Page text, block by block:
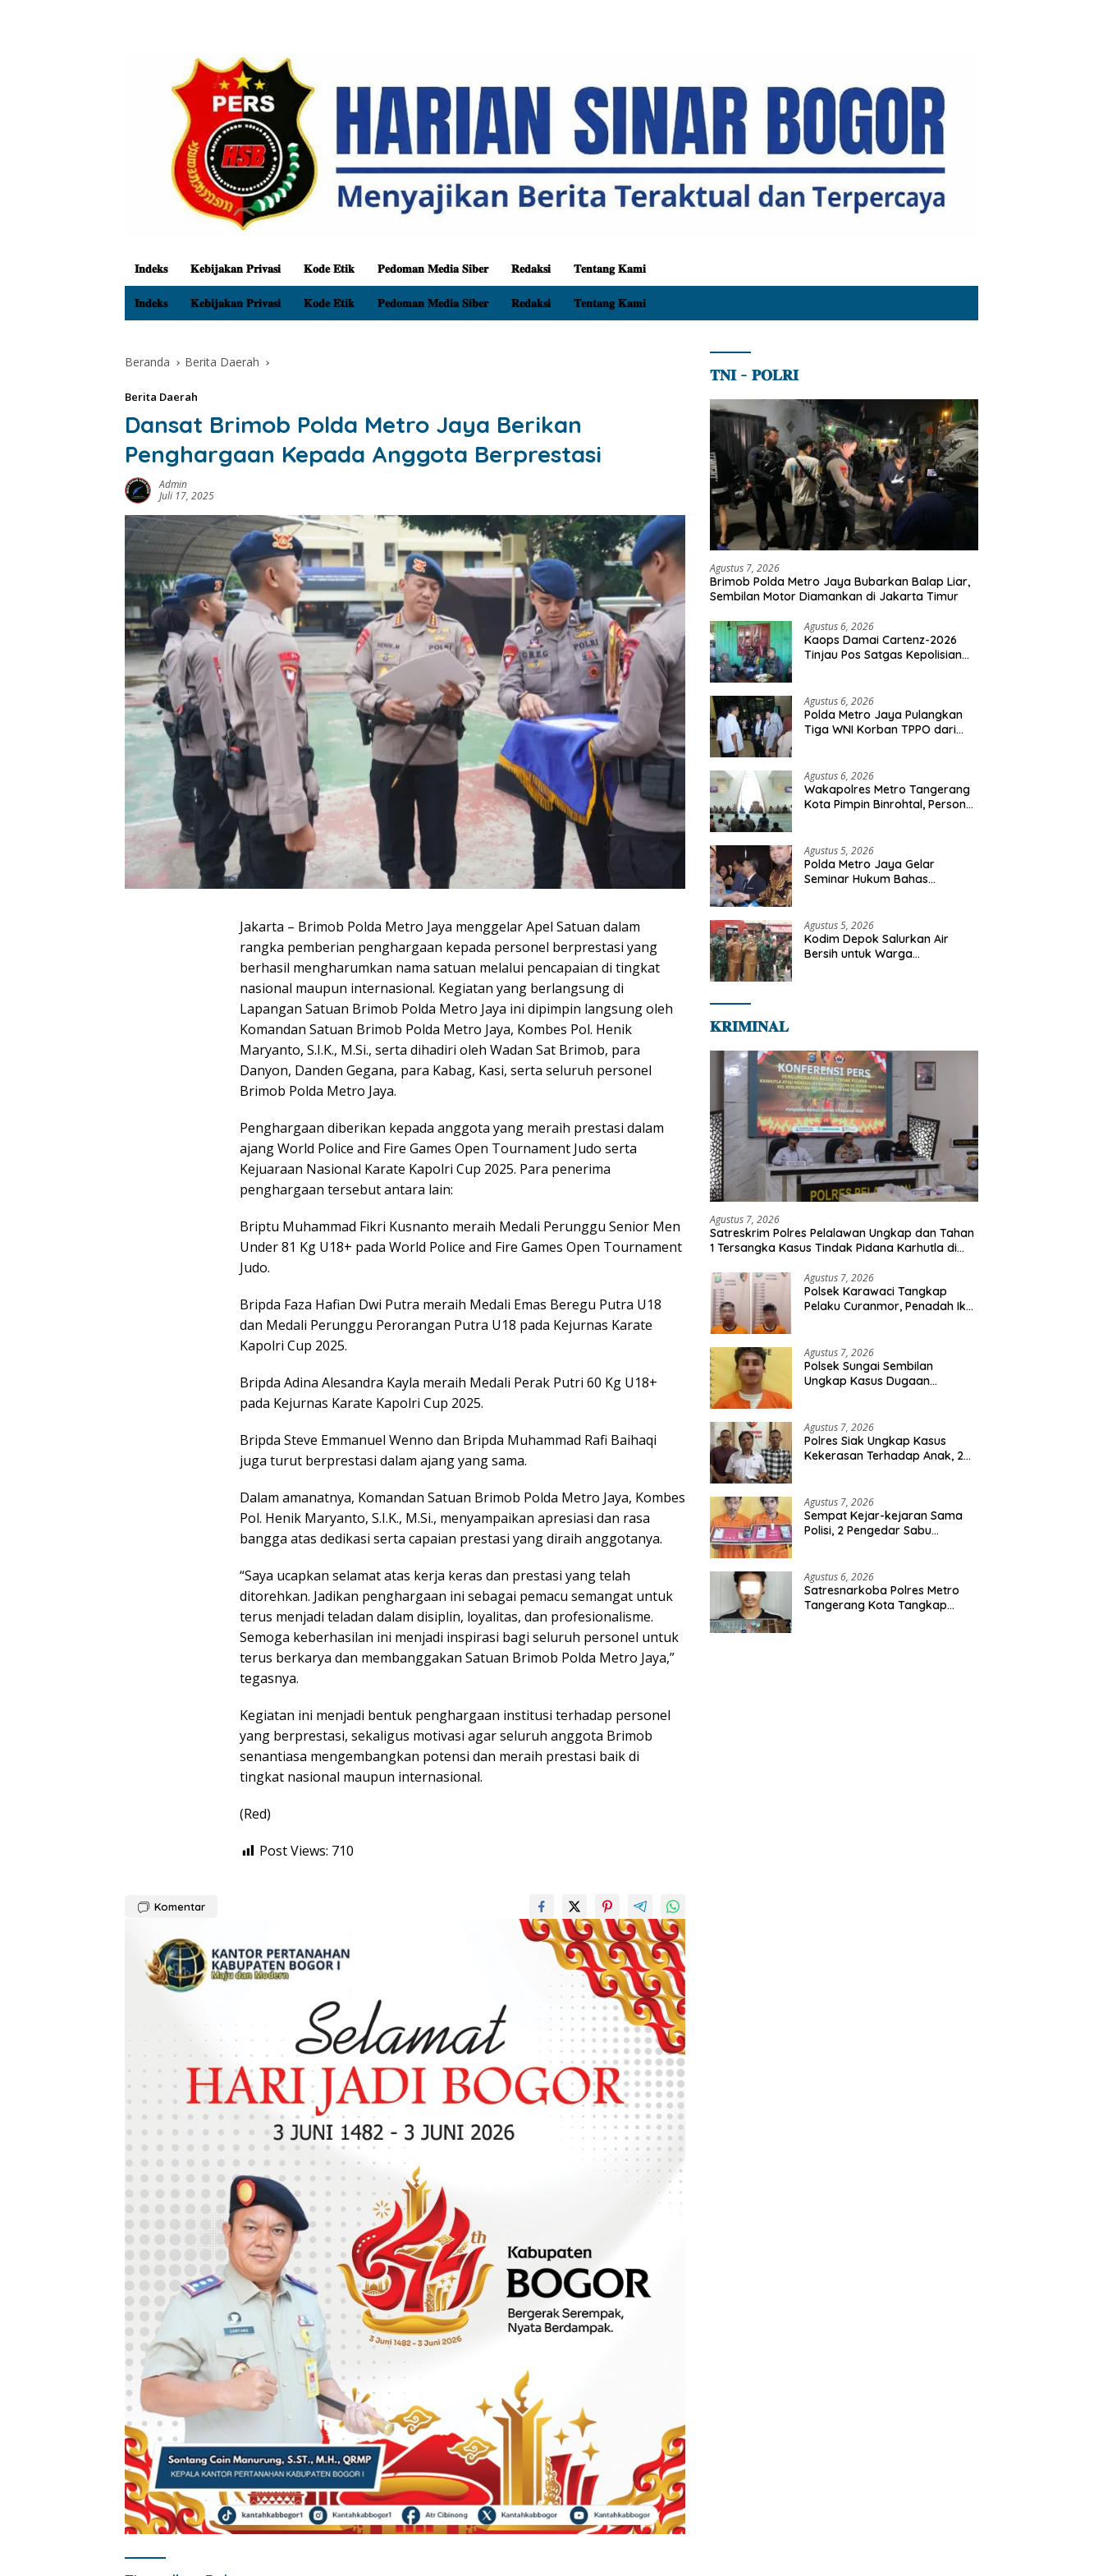
𝐈𝐧𝐝𝐞𝐤𝐬 𝐊𝐞𝐛𝐢𝐣𝐚𝐤𝐚𝐧 𝐏𝐫𝐢𝐯𝐚𝐬𝐢 𝐊𝐨𝐝𝐞 𝐄𝐭𝐢𝐤 𝐏𝐞𝐝𝐨𝐦𝐚𝐧 𝐌𝐞𝐝𝐢𝐚 𝐒𝐢𝐛𝐞𝐫 𝐑𝐞𝐝𝐚𝐤𝐬𝐢 𝐓𝐞𝐧𝐭𝐚𝐧𝐠 𝐊𝐚𝐦𝐢
𝐈𝐧𝐝𝐞𝐤𝐬 𝐊𝐞𝐛𝐢𝐣𝐚𝐤𝐚𝐧 𝐏𝐫𝐢𝐯𝐚𝐬𝐢 𝐊𝐨𝐝𝐞 𝐄𝐭𝐢𝐤 𝐏𝐞𝐝𝐨𝐦𝐚𝐧 𝐌𝐞𝐝𝐢𝐚 𝐒𝐢𝐛𝐞𝐫 𝐑𝐞𝐝𝐚𝐤𝐬𝐢 𝐓𝐞𝐧𝐭𝐚𝐧𝐠 𝐊𝐚𝐦𝐢
Beranda Berita Daerah
Berita Daerah
Dansat Brimob Polda Metro Jaya Berikan
Penghargaan Kepada Anggota Berprestasi
Admin
Juli 17, 2025
Jakarta – Brimob Polda Metro Jaya menggelar Apel Satuan dalam
rangka pemberian penghargaan kepada personel berprestasi yang
berhasil mengharumkan nama satuan melalui pencapaian di tingkat
nasional maupun internasional. Kegiatan yang berlangsung di
Lapangan Satuan Brimob Polda Metro Jaya ini dipimpin langsung oleh
Komandan Satuan Brimob Polda Metro Jaya, Kombes Pol. Henik
Maryanto, S.I.K., M.Si., serta dihadiri oleh Wadan Sat Brimob, para
Danyon, Danden Gegana, para Kabag, Kasi, serta seluruh personel
Brimob Polda Metro Jaya.
Penghargaan diberikan kepada anggota yang meraih prestasi dalam
ajang World Police and Fire Games Open Tournament Judo serta
Kejuaraan Nasional Karate Kapolri Cup 2025. Para penerima
penghargaan tersebut antara lain:
Briptu Muhammad Fikri Kusnanto meraih Medali Perunggu Senior Men
Under 81 Kg U18+ pada World Police and Fire Games Open Tournament
Judo.
Bripda Faza Hafian Dwi Putra meraih Medali Emas Beregu Putra U18
dan Medali Perunggu Perorangan Putra U18 pada Kejurnas Karate
Kapolri Cup 2025.
Bripda Adina Alesandra Kayla meraih Medali Perak Putri 60 Kg U18+
pada Kejurnas Karate Kapolri Cup 2025.
Bripda Steve Emmanuel Wenno dan Bripda Muhammad Rafi Baihaqi
juga turut berprestasi dalam ajang yang sama.
Dalam amanatnya, Komandan Satuan Brimob Polda Metro Jaya, Kombes
Pol. Henik Maryanto, S.I.K., M.Si., menyampaikan apresiasi dan rasa
bangga atas dedikasi serta capaian prestasi yang diraih anggotanya.
“Saya ucapkan selamat atas kerja keras dan prestasi yang telah
ditorehkan. Jadikan penghargaan ini sebagai pemacu semangat untuk
terus menjadi teladan dalam disiplin, loyalitas, dan profesionalisme.
Semoga keberhasilan ini menjadi inspirasi bagi seluruh personel untuk
terus berkarya dan membanggakan Satuan Brimob Polda Metro Jaya,”
tegasnya.
Kegiatan ini menjadi bentuk penghargaan institusi terhadap personel
yang berprestasi, sekaligus motivasi agar seluruh anggota Brimob
senantiasa mengembangkan potensi dan meraih prestasi baik di
tingkat nasional maupun internasional.
(Red)
Post Views: 710
Komentar
𝐓𝐍𝐈 – 𝐏𝐎𝐋𝐑𝐈
Agustus 7, 2026
Brimob Polda Metro Jaya Bubarkan Balap Liar,
Sembilan Motor Diamankan di Jakarta Timur
Agustus 6, 2026
Kaops Damai Cartenz-2026
Tinjau Pos Satgas Kepolisian
Bersama Masyarakat
Agustus 6, 2026
Polda Metro Jaya Pulangkan
Tiga WNI Korban TPPO dari
Agustus 6, 2026
Wakapolres Metro Tangerang
Kota Pimpin Binrohtal, Personel
Agustus 5, 2026
Polda Metro Jaya Gelar
Seminar Hukum Bahas
Agustus 5, 2026
Kodim Depok Salurkan Air
Bersih untuk Warga
𝐊𝐑𝐈𝐌𝐈𝐍𝐀𝐋
Agustus 7, 2026
Satreskrim Polres Pelalawan Ungkap dan Tahan
1 Tersangka Kasus Tindak Pidana Karhutla di
Agustus 7, 2026
Polsek Karawaci Tangkap
Pelaku Curanmor, Penadah Ikut
Agustus 7, 2026
Polsek Sungai Sembilan
Ungkap Kasus Dugaan
Berhasil Diamankan
Agustus 7, 2026
Polres Siak Ungkap Kasus
Kekerasan Terhadap Anak, 2
Agustus 7, 2026
Sempat Kejar-kejaran Sama
Polisi, 2 Pengedar Sabu
Agustus 6, 2026
Satresnarkoba Polres Metro
Tangerang Kota Tangkap